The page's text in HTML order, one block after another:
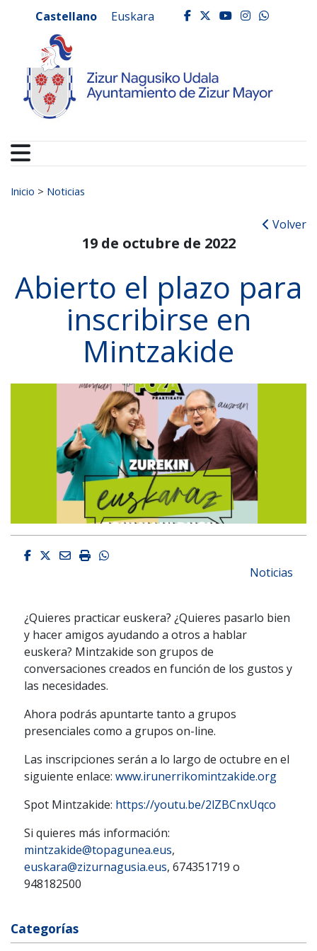
Ayuntamiento de
Castellano Euskara facebook
twitter
youtube
Buscar:
Inicio > Noticias
Volver
19 de octubre de 2022
Abierto el plazo para
inscribirse en
Mintzakide
Facebook
Twitter
EmailImprimirWhatsapp
Noticias
¿Quieres practicar euskera? ¿Quieres pasarlo bien
y hacer amigos ayudando a otros a hablar
euskera? Mintzakide son grupos de
conversaciones creados en función de los gustos y
las necesidades.
Ahora podrás apuntarte tanto a grupos
presenciales como a grupos on-line.
Las inscripciones serán a lo largo de octubre en el
siguiente enlace: www.irunerrikomintzakide.org
Spot Mintzakide: https://youtu.be/2lZBCnxUqco
Si quieres más información:
mintzakide@topagunea.eus,
euskara@zizurnagusia.eus, 674351719 o
948182500
Categorías